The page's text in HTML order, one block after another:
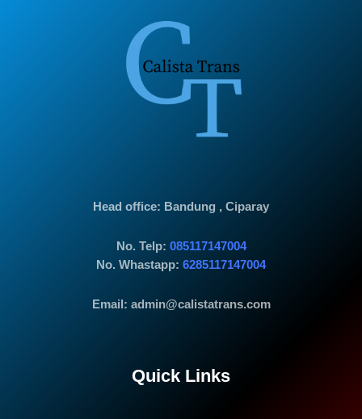
Head office: Bandung , Ciparay
No. Telp: 085117147004
No. Whastapp: 6285117147004
Email: admin@calistatrans.com
Quick Links